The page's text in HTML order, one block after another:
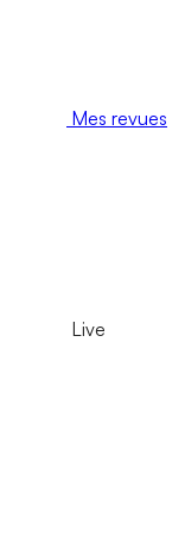
Mes revues
Live